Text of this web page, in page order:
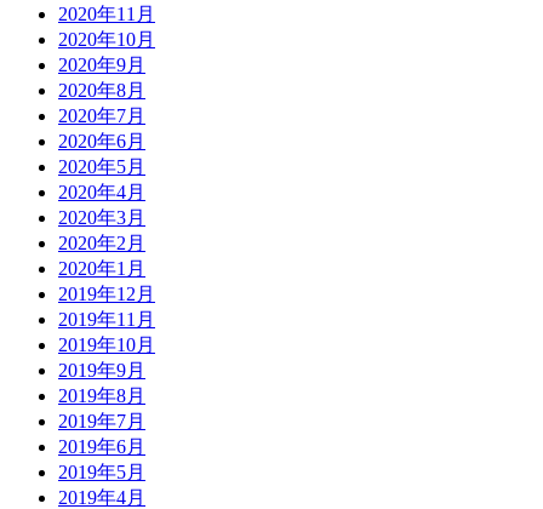
2020年11月
2020年10月
2020年9月
2020年8月
2020年7月
2020年6月
2020年5月
2020年4月
2020年3月
2020年2月
2020年1月
2019年12月
2019年11月
2019年10月
2019年9月
2019年8月
2019年7月
2019年6月
2019年5月
2019年4月